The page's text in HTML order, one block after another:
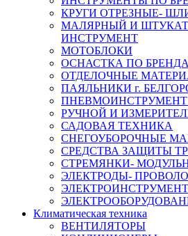
КРУГИ ОТРЕЗНЫЕ-
МАЛЯРНЫЙ И
ИНСТРУМЕНТ
МОТОБЛОКИ
ОСНАСТКА ПО
ОТДЕЛОЧНЫЕ
ПАЯЛЬНИКИ г.
РУЧНОЙ И
САДОВАЯ ТЕХНИКА
СНЕГОУБОРОЧНЫЕ
СРЕДСТВА ЗАЩИТЫ
СТРЕМЯНКИ-
ЭЛЕКТРОДЫ-
Климатическая техника
ВЕНТИЛЯТОРЫ